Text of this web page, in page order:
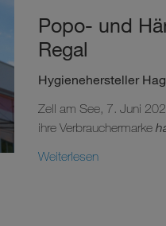
Popo- und
Regal
Hygienehersteller
Zell am See, 7. Juni
ihre Verbrauchermarke
Weiterlesen